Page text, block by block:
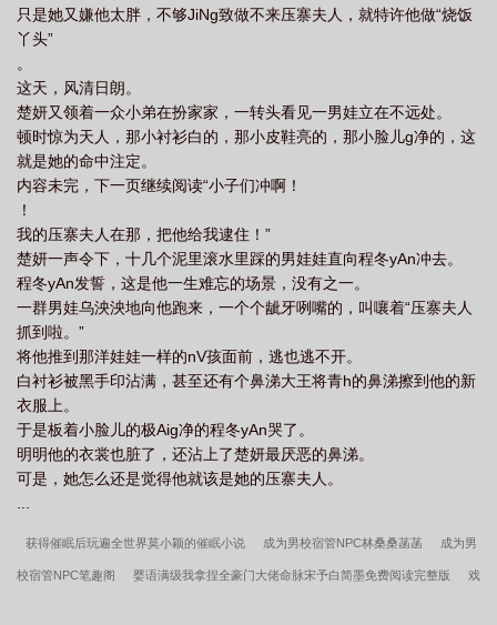
只是她又嫌他太胖，不够JiNg致做不来压寨夫人，就特许他做“烧饭
丫头”
。
这天，风清日朗。
楚妍又领着一众小弟在扮家家，一转头看见一男娃立在不远处。
顿时惊为天人，那小衬衫白的，那小皮鞋亮的，那小脸儿g净的，这
就是她的命中注定。
内容未完，下一页继续阅读“小子们冲啊！
！
我的压寨夫人在那，把他给我逮住！”
楚妍一声令下，十几个泥里滚水里踩的男娃娃直向程冬yAn冲去。
程冬yAn发誓，这是他一生难忘的场景，没有之一。
一群男娃乌泱泱地向他跑来，一个个龇牙咧嘴的，叫嚷着“压寨夫人
抓到啦。”
将他推到那洋娃娃一样的nV孩面前，逃也逃不开。
白衬衫被黑手印沾满，甚至还有个鼻涕大王将青h的鼻涕擦到他的新
衣服上。
于是板着小脸儿的极Aig净的程冬yAn哭了。
明明他的衣裳也脏了，还沾上了楚妍最厌恶的鼻涕。
可是，她怎么还是觉得他就该是她的压寨夫人。
获得催眠后玩遍全世界莫小颖的催眠小说 成为男校宿管NPC林桑桑菡菡 成为男
校宿管NPC笔趣阁 婴语满级我拿捏全豪门大佬命脉宋予白简墨免费阅读完整版 戏